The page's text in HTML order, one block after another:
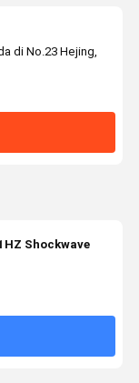
di No.23 Hejing,
Shockwave